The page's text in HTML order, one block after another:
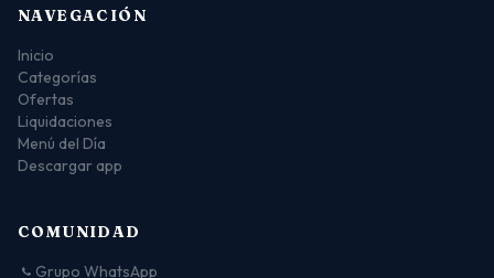
NAVEGACIÓN
Inicio
Categorías
Ofertas
Liquidaciones
Menú del Día
Descargar app
COMUNIDAD
Grupo WhatsApp